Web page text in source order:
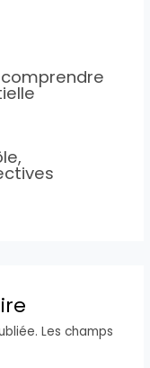
Les champs